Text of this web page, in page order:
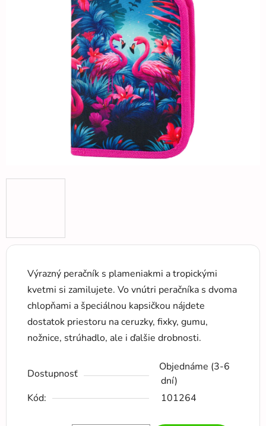
Výrazný peračník s plameniakmi a tropickými
kvetmi si zamilujete. Vo vnútri peračníka s dvoma
chlopňami a špeciálnou kapsičkou nájdete
dostatok priestoru na ceruzky, fixky, gumu,
nožnice, strúhadlo, ale i ďalšie drobnosti.
Dostupnosť
Objednáme (3-6
dní)
Kód:
101264